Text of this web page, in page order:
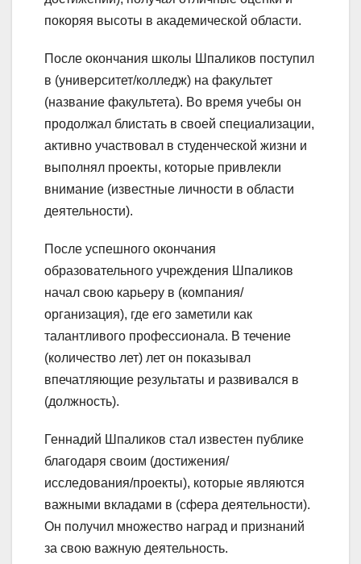
покоряя высоты в академической области.
После окончания школы Шпаликов поступил
в (университет/колледж) на факультет
(название факультета). Во время учебы он
продолжал блистать в своей специализации,
активно участвовал в студенческой жизни и
выполнял проекты, которые привлекли
внимание (известные личности в области
деятельности).
После успешного окончания
образовательного учреждения Шпаликов
начал свою карьеру в (компания/
организация), где его заметили как
талантливого профессионала. В течение
(количество лет) лет он показывал
впечатляющие результаты и развивался в
(должность).
Геннадий Шпаликов стал известен публике
благодаря своим (достижения/
исследования/проекты), которые являются
важными вкладами в (сфера деятельности).
Он получил множество наград и признаний
за свою важную деятельность.